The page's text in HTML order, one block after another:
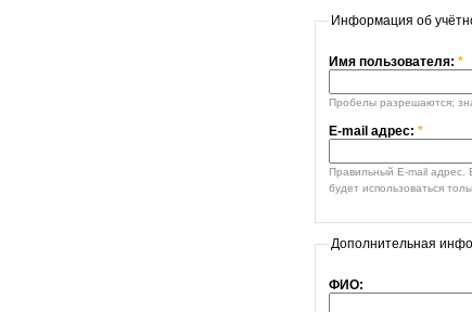
Информация об
Имя пользователя: *
Пробелы разрешаются;
E-mail адрес: *
Правильный E-mail адрес. Все E-mail сообщения
будет использоваться
Дополнительная
ФИО: